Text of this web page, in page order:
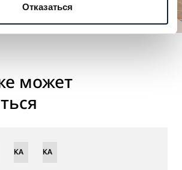
Отказаться
может
НОВИНКА